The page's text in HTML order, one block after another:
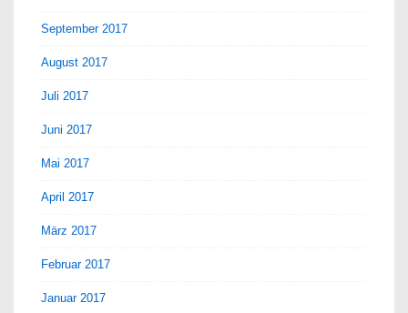
September 2017
August 2017
Juli 2017
Juni 2017
Mai 2017
April 2017
März 2017
Februar 2017
Januar 2017